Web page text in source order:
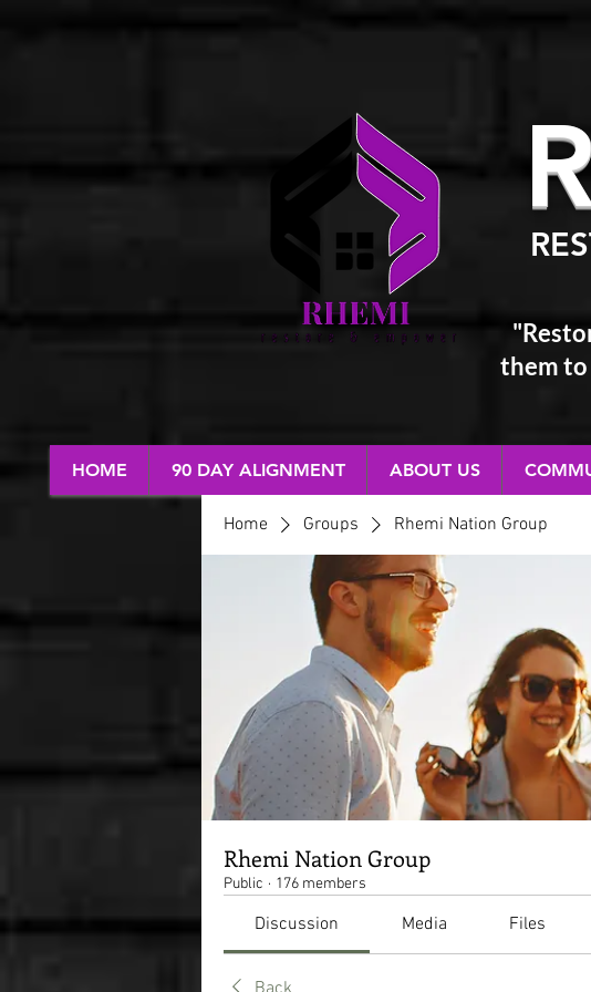
themto
RESTORE & EMPOWER
HOME 90 DAY ALIGNMENT ABOUT US
Home Groups Rhemi Nation Group
Rhemi Nation Group
Public · 176 members
Discussion Media Files